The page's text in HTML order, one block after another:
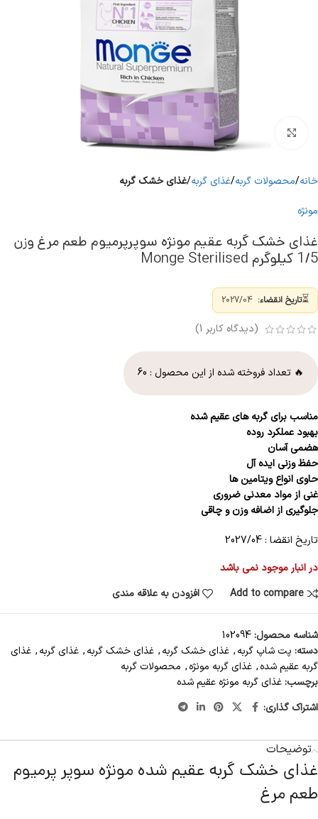
برای بزرگنمایی کلیک کنید
خانه محصولات گربه غذای گربه غذای خشک گربه
مونژه
غذای خشک گربه عقیم مونژه سوپرپرمیوم طعم مرغ وزن
1/5 کیلوگرم Monge Sterilised
⏳تاریخ انقضاء:
(دیدگاه کاربر 1
)
🔥 تعداد فروخته شده از این محصول : 60
مناسب برای گربه های عقیم شده
بهبود عملکرد روده
هضمی آسان
حفظ وزنی ایده آل
حاوی انواع ویتامین ها
غنی از مواد معدنی ضروری
جلوگیری از اضافه وزن و چاقی
تاریخ انقضا : 2027/04
در انبار موجود نمی باشد
Add to compare
افزودن به علاقه مندی
شناسه محصول:102094
دسته: پت شاپ گربه, غذای خشک گربه, غذای خشک گربه, غذای گربه, غذای
گربه عقیم شده, غذای گربه مونژه, محصولات گربه
برچسب:غذای گربه مونژه عقیم شده
اشتراک گذاری:
توضیحات
غذای خشک گربه عقیم شده مونژه سوپر پرمیوم
طعم مرغ